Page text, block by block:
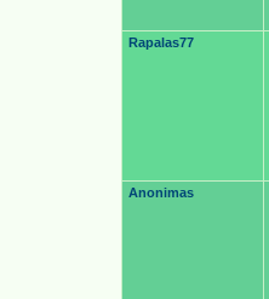
Rapalas77
Anonimas